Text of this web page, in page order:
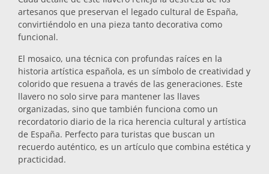
Salvamanteles
Vasos
Vasos de chupito
artesanos que preservan el legado cultural de España,
convirtiéndolo en una pieza tanto decorativa como
funcional.
El mosaico, una técnica con profundas raíces en la
historia artística española, es un símbolo de creatividad y
colorido que resuena a través de las generaciones. Este
llavero no solo sirve para mantener las llaves
organizadas, sino que también funciona como un
recordatorio diario de la rica herencia cultural y artística
de España. Perfecto para turistas que buscan un
recuerdo auténtico, es un artículo que combina estética y
practicidad.